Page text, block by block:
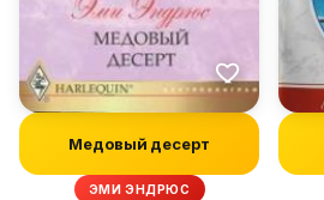
Медовый десерт
ЭМИ ЭНДРЮС